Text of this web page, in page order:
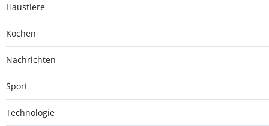
Haustiere
Kochen
Nachrichten
Sport
Technologie